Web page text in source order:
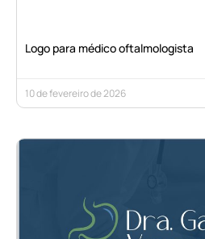
Logo para médico oftalmologista
10 de fevereiro de 2026